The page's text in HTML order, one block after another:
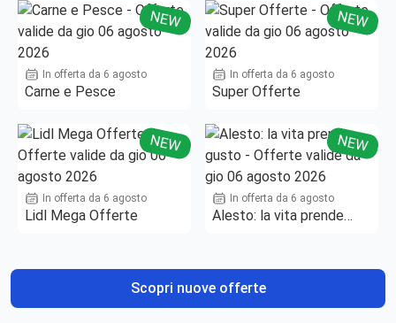
NEW
In offerta da 6 agosto
Carne e Pesce
NEW
In offerta da 6 agosto
Super Offerte
NEW
In offerta da 6 agosto
Lidl Mega Offerte
NEW
In offerta da 6 agosto
Alesto: la vita prende
Scopri nuove offerte